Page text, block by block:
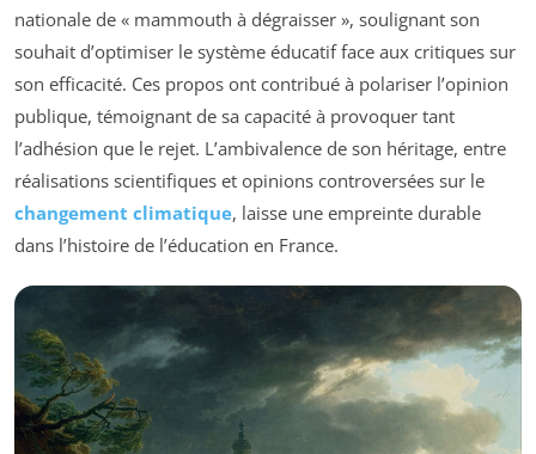
nationale de « mammouth à dégraisser », soulignant son
souhait d’optimiser le système éducatif face aux critiques sur
son efficacité. Ces propos ont contribué à polariser l’opinion
publique, témoignant de sa capacité à provoquer tant
l’adhésion que le rejet. L’ambivalence de son héritage, entre
réalisations scientifiques et opinions controversées sur le
changement climatique, laisse une empreinte durable
dans l’histoire de l’éducation en France.